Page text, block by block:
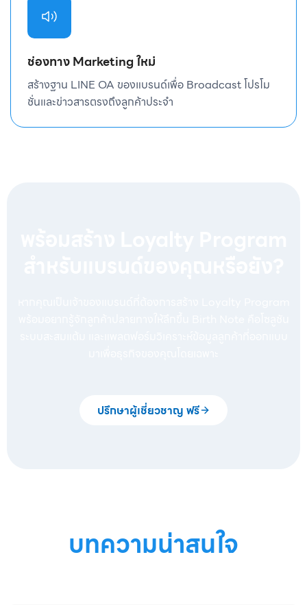
ช่องทาง Marketing ใหม่
สร้างฐาน LINE OA ของแบรนด์เพื่อ Broadcast โปรโม
ชั่นและข่าวสารตรงถึงลูกค้าประจำ
ปรึกษาผู้เชี่ยวชาญ ฟรี
บทความน่าสนใจ